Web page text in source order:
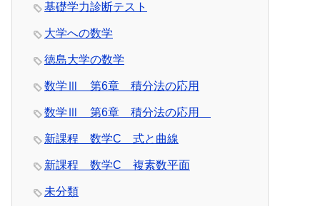
基礎学力診断テスト
大学への数学
徳島大学の数学
数学Ⅲ 第6章 積分法の応用
数学Ⅲ 第6章 積分法の応用
新課程 数学C 式と曲線
新課程 数学C 複素数平面
未分類